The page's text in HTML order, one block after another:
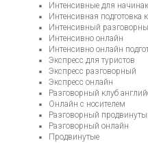
Интенсивные для
Интенсивная подготовка
Интенсивный
Интенсивно онлайн
Интенсивно онлайн
Экспресс для туристов
Экспресс разговорный
Экспресс онлайн
Разговорный клуб
Онлайн с носителем
Разговорный
Разговорный онлайн
Продвинутые